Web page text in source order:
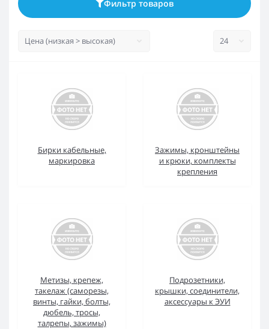
Фильтр товаров
Бирки кабельные,
маркировка
Зажимы, кронштейны
и крюки, комплекты
крепления
Метизы, крепеж,
такелаж (саморезы,
винты, гайки, болты,
дюбель, тросы,
талрепы, зажимы)
Подрозетники,
крышки, соединители,
аксессуары к ЭУИ